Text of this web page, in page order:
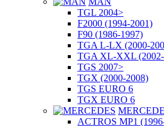
TGL 2004>
F2000 (1994-2001)
F90 (1986-1997)
TGA L-LX (2000-
TGA XL-XXL
TGS 2007>
TGX (2000-2008)
TGS EURO 6
TGX EURO 6
ACTROS MP1